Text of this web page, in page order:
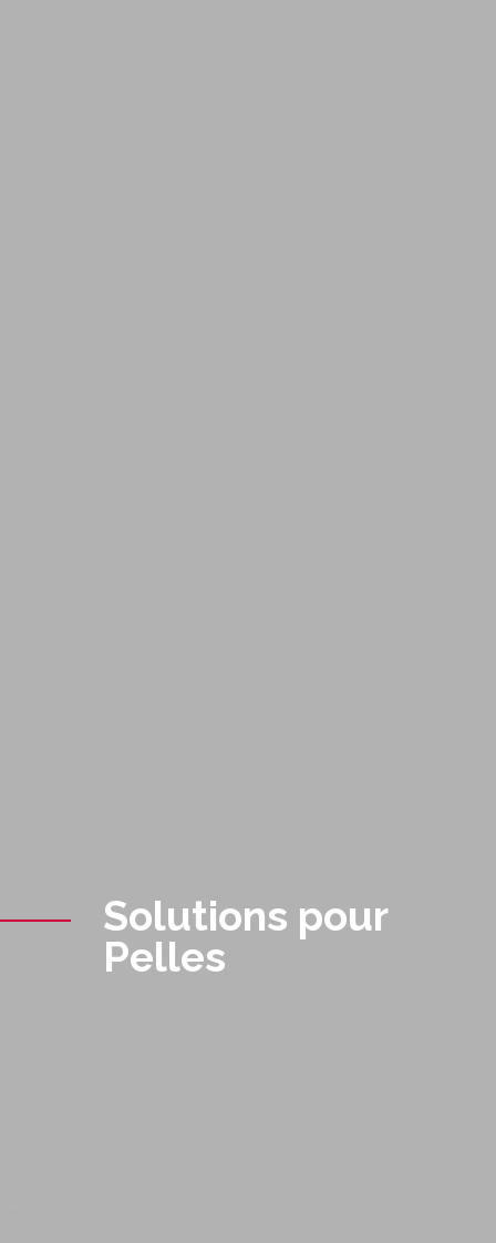
Solutions pour
Pelles